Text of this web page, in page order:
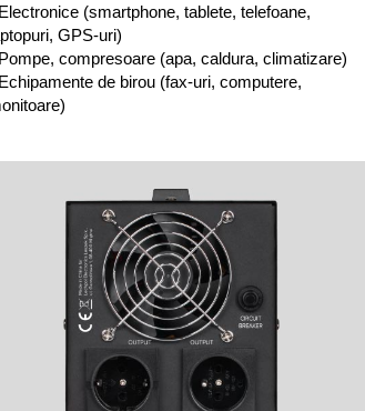
(smartphone, tablete, telefoane,
GPS-uri)
compresoare (apa, caldura, climatizare)
de birou (fax-uri, computere,